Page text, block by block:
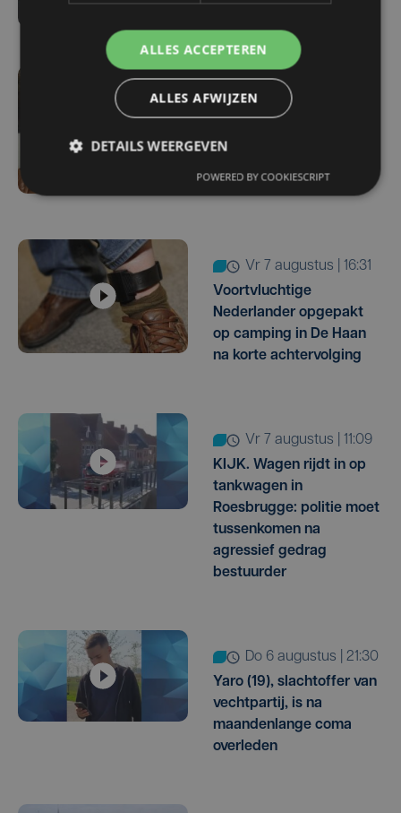
moordverdachte
vr 7 augustus | 17:05
Familie rouwt om
overlijden Yaro (19): "Dit
worden"
vr 7 augustus | 16:31
Voortvluchtige
Nederlander opgepakt
op camping in De Haan
na korte achtervolging
vr 7 augustus | 11:09
KIJK. Wagen rijdt in op
tankwagen in
Roesbrugge: politie moet
tussenkomen na
agressief gedrag
bestuurder
do 6 augustus | 21:30
Yaro (19), slachtoffer van
vechtpartij, is na
maandenlange coma
overleden
ALLES ACCEPTEREN
ALLES AFWIJZEN
DETAILS WEERGEVEN
POWERED BY COOKIESCRIPT